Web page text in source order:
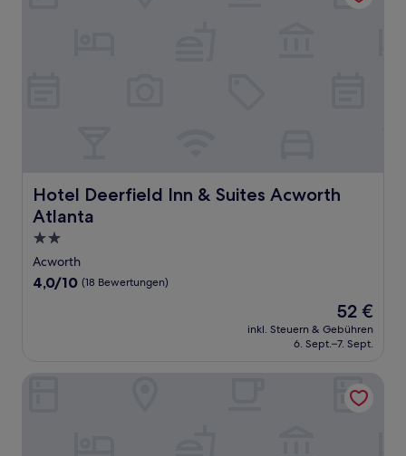
Hotel Deerfield Inn & Suites Acworth
Atlanta
Hotel Deerfield Inn & Suites Acworth Atlanta
2.0-
Sterne-
Unterkunft
Acworth
4.0
4,0/10 (18 Bewertungen)
Der
Preis
beträgt
52 €
inkl. Steuern & Gebühren
6. Sept.–7. Sept.